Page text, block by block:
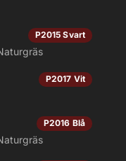
P2015 Svart
P2017 Vit
P2016 Blå